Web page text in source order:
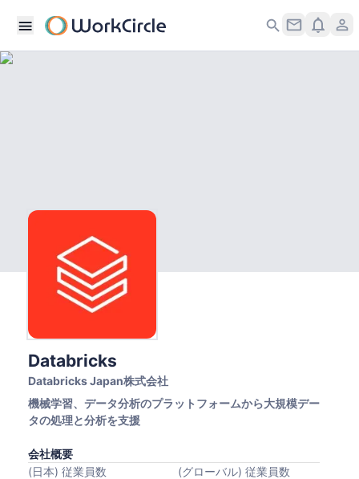
Databricks
Databricks Japan株式会社
機械学習、データ分析のプラットフォームから大規模デー
タの処理と分析を支援
会社概要
(日本) 従業員数
(グローバル) 従業員数